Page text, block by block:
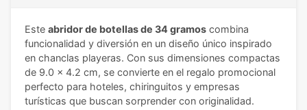
Este abridor de botellas de 34 gramos combina
funcionalidad y diversión en un diseño único inspirado
en chanclas playeras. Con sus dimensiones compactas
de 9.0 x 4.2 cm, se convierte en el regalo promocional
perfecto para hoteles, chiringuitos y empresas
turísticas que buscan sorprender con originalidad.